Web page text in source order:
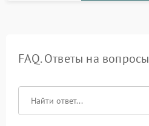
FAQ. Ответы на вопросы